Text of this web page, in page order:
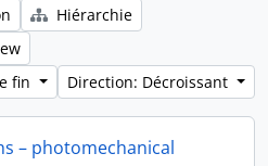
Hiérarchie
fin
Direction: Décroissant
– photomechanical